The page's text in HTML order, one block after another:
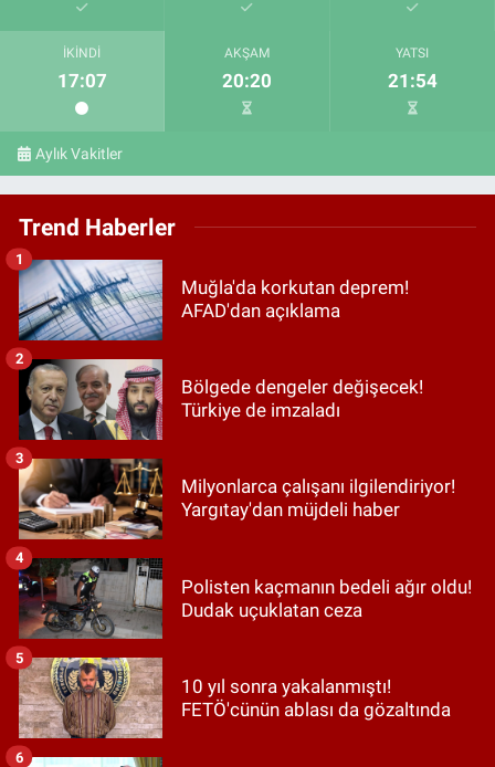
İKINDI
17:07
AKŞAM
20:20
YATSI
21:54
Aylık Vakitler
Trend Haberler
Muğla'da korkutan deprem!
AFAD'dan açıklama
1
Bölgede dengeler değişecek!
Türkiye de imzaladı
2
Milyonlarca çalışanı ilgilendiriyor!
Yargıtay'dan müjdeli haber
3
Polisten kaçmanın bedeli ağır oldu!
Dudak uçuklatan ceza
4
10 yıl sonra yakalanmıştı!
FETÖ'cünün ablası da gözaltında
5
6